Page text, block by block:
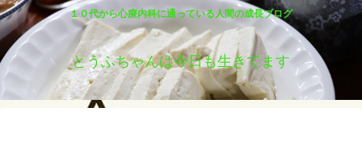
１０代から心療内科に通っている人間の成長ブログ
とうふちゃんは今日も生きてます